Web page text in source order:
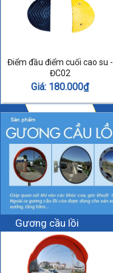
Điểm đầu điểm cuối cao su -
ĐC02
Giá: 180.000₫
Gương cầu lồi